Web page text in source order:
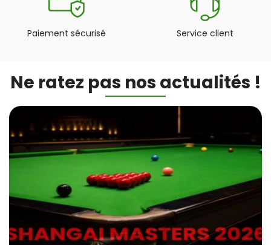
Paiement sécurisé Service client
Ne ratez pas nos actualités !